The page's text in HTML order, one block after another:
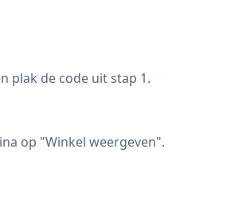
plak de code uit stap 1.
op "Winkel weergeven".